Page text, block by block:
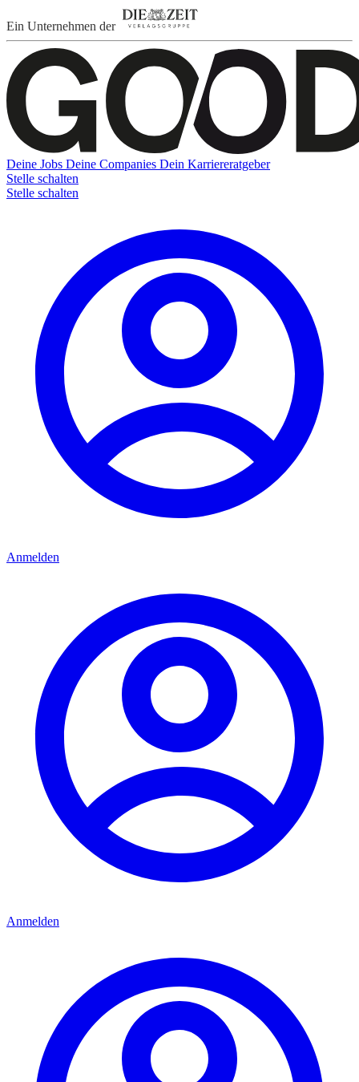
Ein Unternehmen der
Deine Jobs Deine Companies Dein Karriereratgeber
Stelle schalten
Stelle schalten
Anmelden
Anmelden